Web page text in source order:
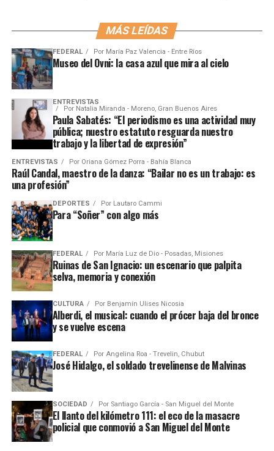
MÁS LEÍDAS
FEDERAL Por María Paz Valencia - Entre Ríos
Museo del Ovni: la casa azul que mira al cielo
ENTREVISTAS
Por Natalia Miranda - Moreno, Gran Buenos Aires
Paula Sabatés: “El periodismo es una actividad muy
pública; nuestro estatuto resguarda nuestro
trabajo y la libertad de expresión”
ENTREVISTAS Por Oriana Gómez Porra - Bahía Blanca
Raúl Candal, maestro de la danza: “Bailar no es un trabajo: es
una profesión”
DEPORTES Por Lautaro Cammi
Para “Soñer” con algo más
FEDERAL Por María Luz de Dio - Posadas, Misiones
Ruinas de San Ignacio: un escenario que palpita
selva, memoria y conexión
CULTURA Por Benjamín Ulises Nicosia
Alberdi, el musical: cuando el prócer baja del bronce
y se vuelve escena
FEDERAL Por Angelina Roa - Trevelin, Chubut
José Hidalgo, el soldado trevelinense de Malvinas
SOCIEDAD Por Santiago García - San Miguel del Monte
El llanto del kilómetro 111: el eco de la masacre
policial que conmovió a San Miguel del Monte